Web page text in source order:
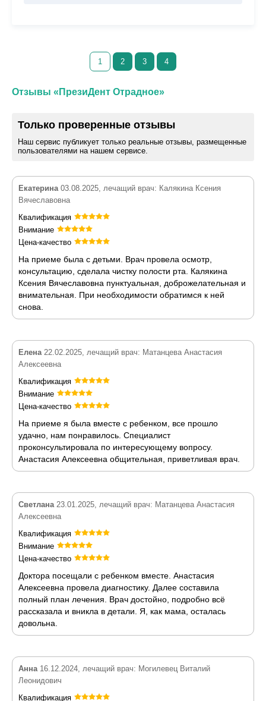
1 2 3 4
Отзывы «ПрезиДент Отрадное»
Только проверенные отзывы
Наш сервис публикует только реальные отзывы, размещенные
пользователями на нашем сервисе.
Екатерина03.08.2025, лечащий врач: Калякина Ксения
Вячеславовна
Квалификация
Внимание
Цена-качество
На приеме была с детьми. Врач провела осмотр,
консультацию, сделала чистку полости рта. Калякина
Ксения Вячеславовна пунктуальная, доброжелательная и
внимательная. При необходимости обратимся к ней
снова.
Елена22.02.2025, лечащий врач: Матанцева Анастасия
Алексеевна
Квалификация
Внимание
Цена-качество
На приеме я была вместе с ребенком, все прошло
удачно, нам понравилось. Специалист
проконсультировала по интересующему вопросу.
Анастасия Алексеевна общительная, приветливая врач.
Светлана23.01.2025, лечащий врач: Матанцева Анастасия
Алексеевна
Квалификация
Внимание
Цена-качество
Доктора посещали с ребенком вместе. Анастасия
Алексеевна провела диагностику. Далее составила
полный план лечения. Врач достойно, подробно всё
рассказала и вникла в детали. Я, как мама, осталась
довольна.
Анна16.12.2024, лечащий врач: Могилевец Виталий
Леонидович
Квалификация